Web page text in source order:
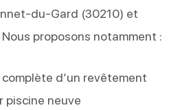
du-Gard (30210) et
proposons notamment :
complète d’un revêtement
piscine neuve